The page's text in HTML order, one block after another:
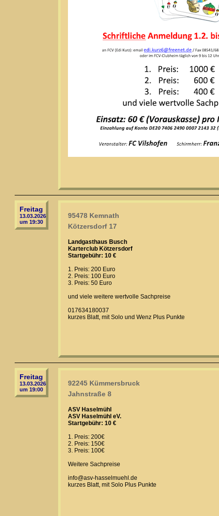
Freitag
13.03.2026
um 19:30
95478 Kemnath
Kötzersdorf 17
Landgasthaus Busch
Karterclub Kötzersdorf
Startgebühr: 10 €
1. Preis: 200 Euro
2. Preis: 100 Euro
3. Preis: 50 Euro
und viele weitere wertvolle Sachpreise
017634180037
kurzes Blatt, mit Solo und Wenz Plus Punkte
Freitag
13.03.2026
um 19:00
92245 Kümmersbruck
Jahnstraße 8
ASV Haselmühl
ASV Haselmühl eV.
Startgebühr: 10 €
1. Preis: 200€
2. Preis: 150€
3. Preis: 100€
Weitere Sachpreise
info@asv-hasselmuehl.de
kurzes Blatt, mit Solo Plus Punkte